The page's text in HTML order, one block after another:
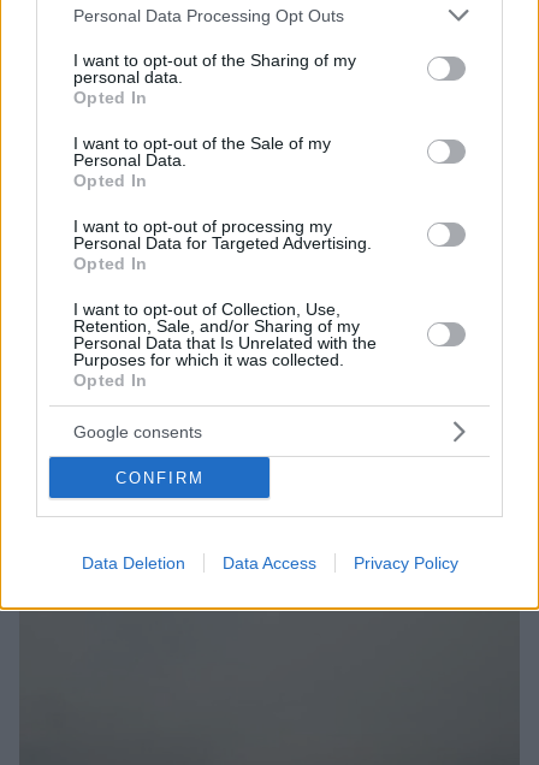
Please note that this website/app uses one or more Google
not limited to your visit or usage behaviour. You may click to
grant or deny consent to Google and its third-party tags to
use your data for below specified purposes in below Google
consent section.
Personal Data Processing Opt Outs
I want to opt-out of the Sharing of my
personal data.
Opted In
I want to opt-out of the Sale of my
Personal Data.
Opted In
I want to opt-out of processing my
Personal Data for Targeted Advertising.
Opted In
I want to opt-out of Collection, Use,
Retention, Sale, and/or Sharing of my
Personal Data that Is Unrelated with the
Purposes for which it was collected.
Opted In
Google consents
CONFIRM
Data Deletion Data Access Privacy Policy
Μηταράκης: Η Ευρώπη είναι αυτή που θα πρέπει να
επιλέγει ποιος εισέρχεται
Για την διαχείριση της μεταναστευτικής κρίσης,
μίλησε ο υπουργός Μετανάστευσης και Ασύλου
στους Δελφούς
29.04.2023, 17:33 1